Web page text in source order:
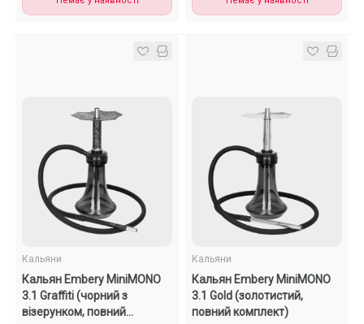
Кальяни
Кальян Embery MiniMONO
3.1 Graffiti (чорний з
візерунком, повний
Кальяни
Кальян Embery MiniMONO
3.1 Gold (золотистий,
повний комплект)